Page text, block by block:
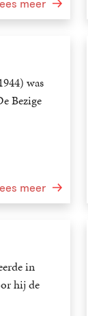
meer
was
Bezige
meer
in
hij de